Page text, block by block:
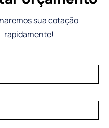
sua cotação
rapidamente!